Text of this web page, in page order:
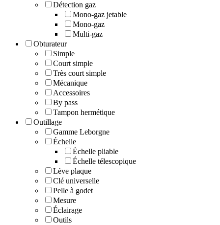
Détection gaz
Mono-gaz jetable
Mono-gaz
Multi-gaz
Obturateur
Simple
Court simple
Très court simple
Mécanique
Accessoires
By pass
Tampon hermétique
Outillage
Gamme Leborgne
Échelle
Échelle pliable
Échelle télescopique
Lève plaque
Clé universelle
Pelle à godet
Mesure
Éclairage
Outils